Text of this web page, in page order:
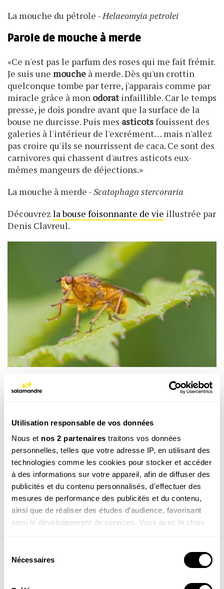
Utilisation responsable de vos données
Nous et nos 2 partenaires traitons vos données
personnelles, telles que votre adresse IP, en utilisant des
technologies comme les cookies pour stocker et accéder
à des informations sur votre appareil, afin de diffuser des
publicités et du contenu personnalisés, d'effectuer des
mesures de performance des publicités et du contenu,
ainsi que de réaliser des études d’audience, favorisant
ainsi le développement de services. Vous avez le choix
tout moment en consultant la Déclaration relative aux
cookies ou en cliquant sur l'icône de confidentialité.
Nécessaires
La mouche du pétrole -Helaeomyia petrolei
Parole de mouche à merde
«Ce n'est pas le parfum des roses qui me fait frémir.
Je suis une mouche à merde. Dès qu'un crottin
quelconque tombe par terre, j'apparais comme par
miracle grâce à mon odoratinfaillible. Car le temps
presse, je dois pondre avant que la surface de la
bouse ne durcisse. Puis mes asticotsfouissent des
galeries à l'intérieur de l'excrément… mais n'allez
pas croire qu'ils se nourrissent de caca. Ce sont des
carnivores qui chassent d'autres asticots eux-
mêmes mangeurs de déjections.»
La mouche à merde -Scatophaga stercoraria
Découvrez la bouse foisonnante de vie illustrée par
Denis Clavreul.
«Je pèse 0,00054 g. Parmi les 400drosophiles
connues, c'est moi la vedette de la famille,
Drosophila melanogaster. Vous vous amusez à
m'ausculter sous toutes les coutures, à me poser
des électrodes, à m'irradier, à manipuler mes gènes
ou à me couper en rondelles dans deslaboratoires
confinés. Lagénétique vous donne des ailes, fort
bien ! Mais qui fixera les limites à ne pas dépasser ?
Autoriserez-vous un jour à votre propre espèce ce
que vous faites subir à la mienne ?»
Drosophila melanogaster